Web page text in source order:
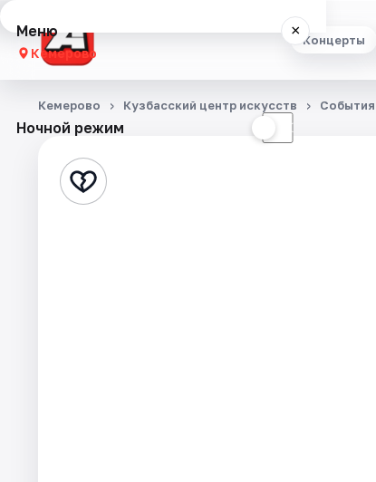
Концерты
Меню ×
Кемерово
Концерты
Стендап
Ночной режим ☾
Кемерово Кузбасский центр искусств События